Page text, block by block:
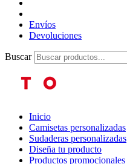
Envíos
Devoluciones
Buscar
Inicio
Camisetas personalizadas
Sudaderas personalizadas
Diseña tu producto
Productos promocionales